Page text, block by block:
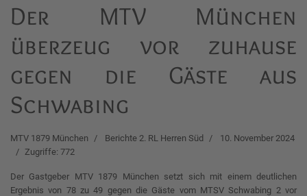
Der MTV München
überzeug vor zuhause
gegen die Gäste aus
Schwabing
MTV 1879 München Berichte 2. RL Herren Süd
10. November 2024
Zugriffe: 772
Der Gastgeber MTV 1879 München setzt sich mit einem deutlichen
Ergebnis von 78 zu 49 gegen die Gäste vom MTSV Schwabing 2 vor